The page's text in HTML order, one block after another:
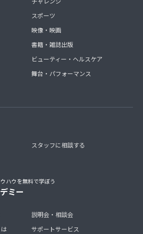
スポーツ
映像・映画
書籍・雑誌出版
ビューティー・ヘルスケア
舞台・パフォーマンス
スタッフに相談する
ハウを無料で学ぼう
ミー
説明会・相談会
サポートサービス